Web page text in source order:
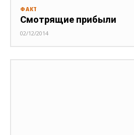
ФАКТ
Смотрящие прибыли
02/12/2014